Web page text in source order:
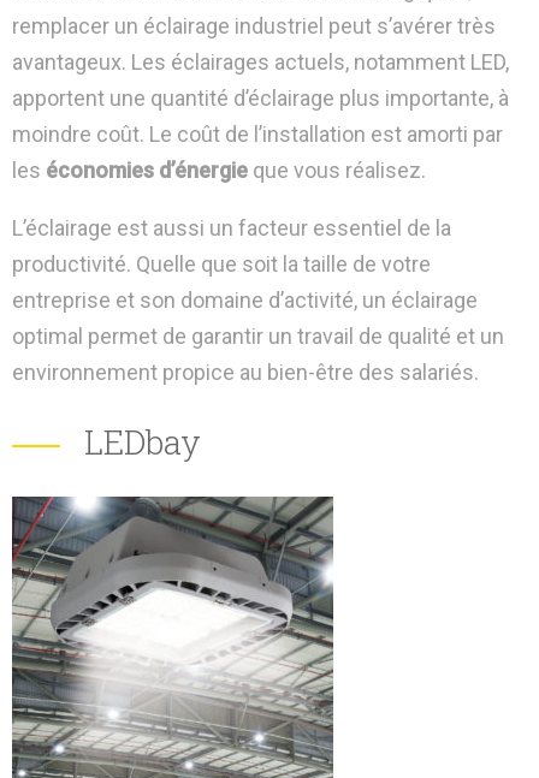
remplacer un éclairage industriel peut s’avérer très
avantageux. Les éclairages actuels, notamment LED,
apportent une quantité d’éclairage plus importante, à
moindre coût. Le coût de l’installation est amorti par
les économies d’énergie que vous réalisez.
L’éclairage est aussi un facteur essentiel de la
productivité. Quelle que soit la taille de votre
entreprise et son domaine d’activité, un éclairage
optimal permet de garantir un travail de qualité et un
environnement propice au bien-être des salariés.
LEDbay